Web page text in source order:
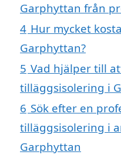
Garphyttan från
4 Hur mycket
Garphyttan?
5 Vad hjälper till
tilläggsisolering i
6 Sök efter en
tilläggsisolering i
Garphyttan